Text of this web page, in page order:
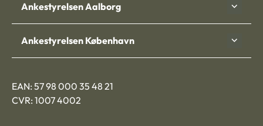
Ankestyrelsen Aalborg
Ankestyrelsen København
EAN: 57 98 000 35 48 21
CVR: 1007 4002